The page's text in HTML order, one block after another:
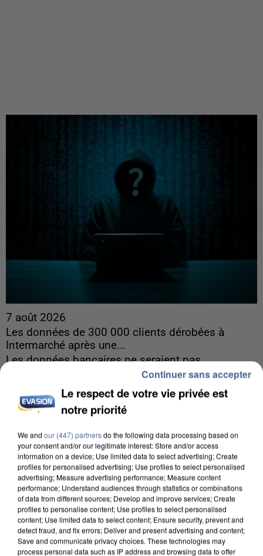
7 août 2026
Les données de 300 000 clients dérobées à
Intermarché après une...
Les données bancaires ne seraient pas
Le respect de votre vie privée est
notre priorité
We and our (447) partnersdo the following data processing based on
your consent and/or our legitimate interest: Store and/or access
information on a device; Use limited data to select advertising; Create
profiles for personalised advertising; Use profiles to select personalised
advertising; Measure advertising performance; Measure content
performance; Understand audiences through statistics or combinations
of data from different sources; Develop and improve services; Create
profiles to personalise content; Use profiles to select personalised
content; Use limited data to select content; Ensure security, prevent and
detect fraud, and fix errors; Deliver and present advertising and content;
Save and communicate privacy choices. These technologies may
process personal data such as IP address and browsing data to offer
Continuer sans accepter